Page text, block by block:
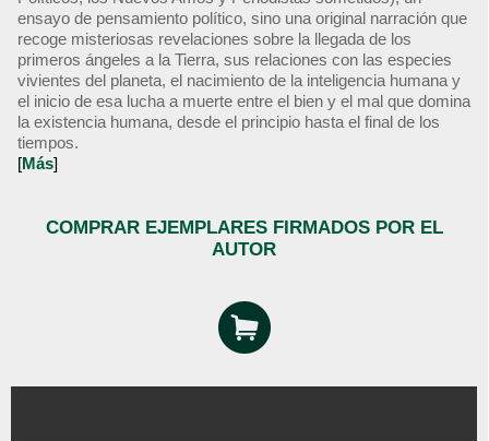
ensayo de pensamiento político, sino una original narración que
recoge misteriosas revelaciones sobre la llegada de los
primeros ángeles a la Tierra, sus relaciones con las especies
vivientes del planeta, el nacimiento de la inteligencia humana y
el inicio de esa lucha a muerte entre el bien y el mal que domina
la existencia humana, desde el principio hasta el final de los
tiempos.
[Más]
COMPRAR EJEMPLARES FIRMADOS POR EL
AUTOR